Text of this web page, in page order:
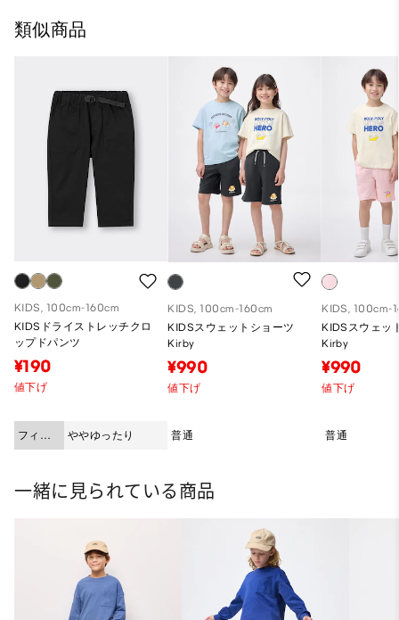
類似商品
KIDS, 100cm-160cm
KIDSドライストレッチクロ
ップドパンツ
¥190
値下げ
フィッ
ト
ややゆったり
KIDS, 100cm-160cm
KIDSスウェットショーツ
Kirby
¥990
値下げ
普通
KIDS, 100cm-
KIDSスウェッ
Kirby
¥990
値下げ
普通
一緒に見られている商品